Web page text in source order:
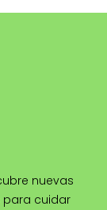
nuevas
para cuidar